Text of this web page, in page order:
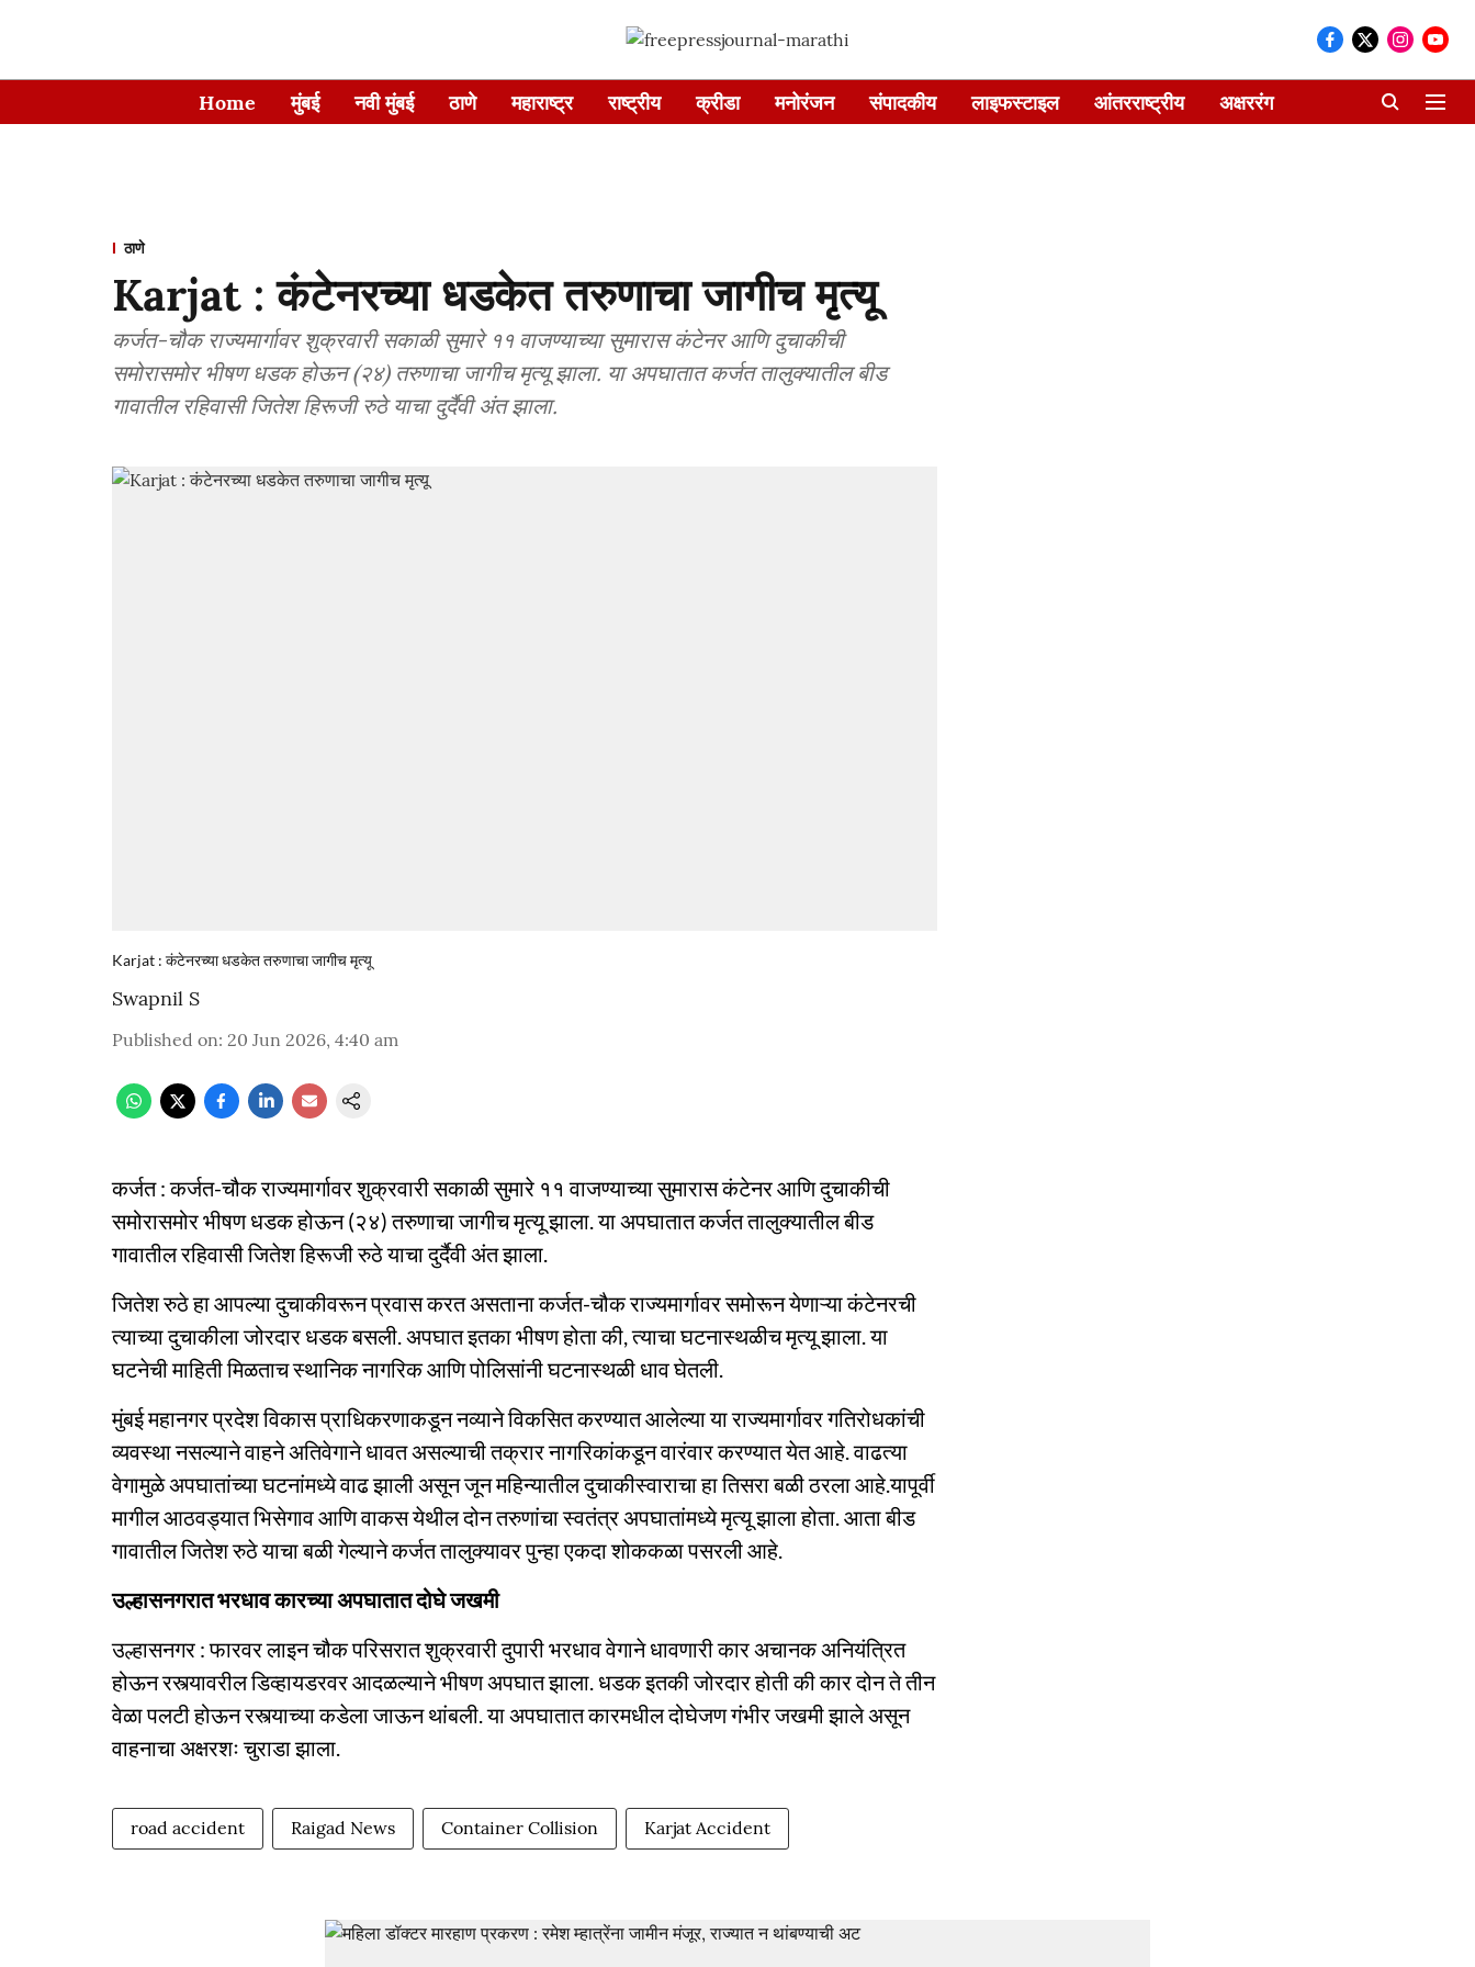
Home मुंबई नवी मुंबई ठाणे महाराष्ट्र राष्ट्रीय क्रीडा मनोरंजन संपादकीय लाइफस्टाइल आंतरराष्ट्रीय अक्षररंग
ठाणे
Karjat : कंटेनरच्या धडकेत तरुणाचा जागीच मृत्यू
कर्जत-चौक राज्यमार्गावर शुक्रवारी सकाळी सुमारे ११ वाजण्याच्या सुमारास कंटेनर आणि दुचाकीची
समोरासमोर भीषण धडक होऊन (२४) तरुणाचा जागीच मृत्यू झाला. या अपघातात कर्जत तालुक्यातील बीड
गावातील रहिवासी जितेश हिरूजी रुठे याचा दुर्दैवी अंत झाला.
Karjat : कंटेनरच्या धडकेत तरुणाचा जागीच मृत्यू
Swapnil S
Published on: 20 Jun 2026, 4:40 am
कर्जत : कर्जत-चौक राज्यमार्गावर शुक्रवारी सकाळी सुमारे ११ वाजण्याच्या सुमारास कंटेनर आणि दुचाकीची
समोरासमोर भीषण धडक होऊन (२४) तरुणाचा जागीच मृत्यू झाला. या अपघातात कर्जत तालुक्यातील बीड
गावातील रहिवासी जितेश हिरूजी रुठे याचा दुर्दैवी अंत झाला.
जितेश रुठे हा आपल्या दुचाकीवरून प्रवास करत असताना कर्जत-चौक राज्यमार्गावर समोरून येणाऱ्या कंटेनरची
त्याच्या दुचाकीला जोरदार धडक बसली. अपघात इतका भीषण होता की, त्याचा घटनास्थळीच मृत्यू झाला. या
घटनेची माहिती मिळताच स्थानिक नागरिक आणि पोलिसांनी घटनास्थळी धाव घेतली.
मुंबई महानगर प्रदेश विकास प्राधिकरणाकडून नव्याने विकसित करण्यात आलेल्या या राज्यमार्गावर गतिरोधकांची
व्यवस्था नसल्याने वाहने अतिवेगाने धावत असल्याची तक्रार नागरिकांकडून वारंवार करण्यात येत आहे. वाढत्या
वेगामुळे अपघातांच्या घटनांमध्ये वाढ झाली असून जून महिन्यातील दुचाकीस्वाराचा हा तिसरा बळी ठरला आहे.यापूर्वी
मागील आठवड्यात भिसेगाव आणि वाकस येथील दोन तरुणांचा स्वतंत्र अपघातांमध्ये मृत्यू झाला होता. आता बीड
गावातील जितेश रुठे याचा बळी गेल्याने कर्जत तालुक्यावर पुन्हा एकदा शोककळा पसरली आहे.
उल्हासनगरात भरधाव कारच्या अपघातात दोघे जखमी
उल्हासनगर : फारवर लाइन चौक परिसरात शुक्रवारी दुपारी भरधाव वेगाने धावणारी कार अचानक अनियंत्रित
होऊन रस्त्यावरील डिव्हायडरवर आदळल्याने भीषण अपघात झाला. धडक इतकी जोरदार होती की कार दोन ते तीन
वेळा पलटी होऊन रस्त्याच्या कडेला जाऊन थांबली. या अपघातात कारमधील दोघेजण गंभीर जखमी झाले असून
वाहनाचा अक्षरशः चुराडा झाला.
road accident Raigad News Container Collision Karjat Accident